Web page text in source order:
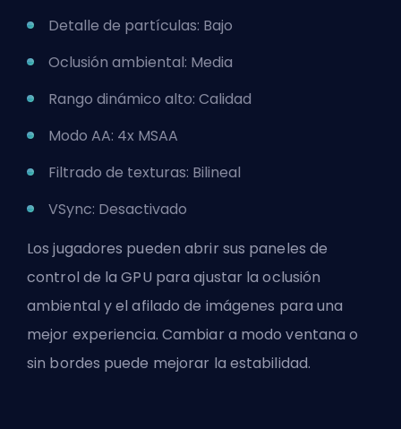
Detalle de partículas: Bajo
Oclusión ambiental: Media
Rango dinámico alto: Calidad
Modo AA: 4x MSAA
Filtrado de texturas: Bilineal
VSync: Desactivado
Los jugadores pueden abrir sus paneles de
control de la GPU para ajustar la oclusión
ambiental y el afilado de imágenes para una
mejor experiencia. Cambiar a modo ventana o
sin bordes puede mejorar la estabilidad.